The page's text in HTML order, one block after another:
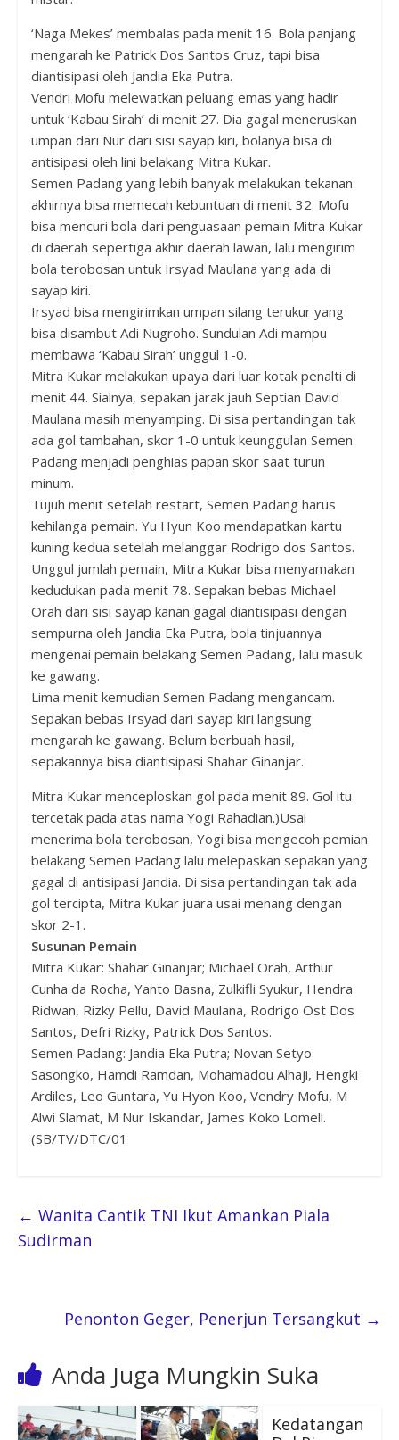
‘Naga Mekes’ membalas pada menit 16. Bola panjang
mengarah ke Patrick Dos Santos Cruz, tapi bisa
diantisipasi oleh Jandia Eka Putra.
Vendri Mofu melewatkan peluang emas yang hadir
untuk ‘Kabau Sirah’ di menit 27. Dia gagal meneruskan
umpan dari Nur dari sisi sayap kiri, bolanya bisa di
antisipasi oleh lini belakang Mitra Kukar.
Semen Padang yang lebih banyak melakukan tekanan
akhirnya bisa memecah kebuntuan di menit 32. Mofu
bisa mencuri bola dari penguasaan pemain Mitra Kukar
di daerah sepertiga akhir daerah lawan, lalu mengirim
bola terobosan untuk Irsyad Maulana yang ada di
sayap kiri.
Irsyad bisa mengirimkan umpan silang terukur yang
bisa disambut Adi Nugroho. Sundulan Adi mampu
membawa ‘Kabau Sirah’ unggul 1-0.
Mitra Kukar melakukan upaya dari luar kotak penalti di
menit 44. Sialnya, sepakan jarak jauh Septian David
Maulana masih menyamping. Di sisa pertandingan tak
ada gol tambahan, skor 1-0 untuk keunggulan Semen
Padang menjadi penghias papan skor saat turun
minum.
Tujuh menit setelah restart, Semen Padang harus
kehilanga pemain. Yu Hyun Koo mendapatkan kartu
kuning kedua setelah melanggar Rodrigo dos Santos.
Unggul jumlah pemain, Mitra Kukar bisa menyamakan
kedudukan pada menit 78. Sepakan bebas Michael
Orah dari sisi sayap kanan gagal diantisipasi dengan
sempurna oleh Jandia Eka Putra, bola tinjuannya
mengenai pemain belakang Semen Padang, lalu masuk
ke gawang.
Lima menit kemudian Semen Padang mengancam.
Sepakan bebas Irsyad dari sayap kiri langsung
mengarah ke gawang. Belum berbuah hasil,
sepakannya bisa diantisipasi Shahar Ginanjar.
Mitra Kukar menceploskan gol pada menit 89. Gol itu
tercetak pada atas nama Yogi Rahadian.)Usai
menerima bola terobosan, Yogi bisa mengecoh pemian
belakang Semen Padang lalu melepaskan sepakan yang
gagal di antisipasi Jandia. Di sisa pertandingan tak ada
gol tercipta, Mitra Kukar juara usai menang dengan
skor 2-1.
Susunan Pemain
Mitra Kukar: Shahar Ginanjar; Michael Orah, Arthur
Cunha da Rocha, Yanto Basna, Zulkifli Syukur, Hendra
Ridwan, Rizky Pellu, David Maulana, Rodrigo Ost Dos
Santos, Defri Rizky, Patrick Dos Santos.
Semen Padang: Jandia Eka Putra; Novan Setyo
Sasongko, Hamdi Ramdan, Mohamadou Alhaji, Hengki
Ardiles, Leo Guntara, Yu Hyon Koo, Vendry Mofu, M
Alwi Slamat, M Nur Iskandar, James Koko Lomell.
(SB/TV/DTC/01
← Wanita Cantik TNI Ikut Amankan Piala
Sudirman
Penonton Geger, Penerjun Tersangkut →
Anda Juga Mungkin Suka
Kedatangan